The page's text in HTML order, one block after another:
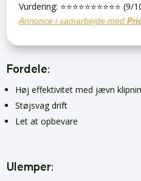
Vurdering: ⭐️⭐️⭐️⭐️⭐️⭐️⭐️⭐️⭐️⭐️ (9/
Annonce i samarbejde med
Fordele:
Høj effektivitet med jævn
Støjsvag drift
Let at opbevare
Ulemper: